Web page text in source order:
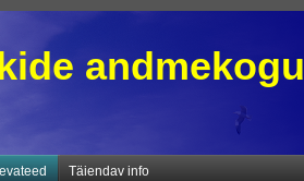
andmekogu
Täiendav info